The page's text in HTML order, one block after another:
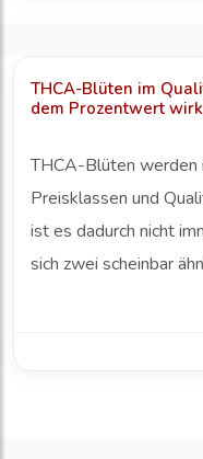
THCA-Blüten im
dem Prozentwert
THCA-Blüten werden
Preisklassen und
ist es dadurch nicht
sich zwei scheinbar